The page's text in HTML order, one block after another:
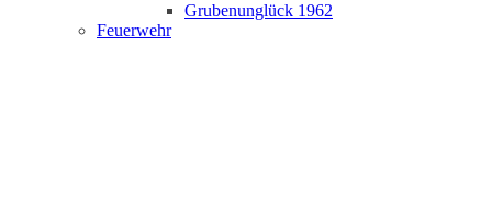
Grubenunglück 1962
Feuerwehr